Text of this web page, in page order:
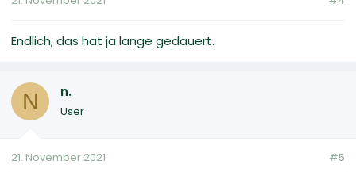
Endlich, das hat ja lange gedauert.
N n.
User
21. November 2021 #5